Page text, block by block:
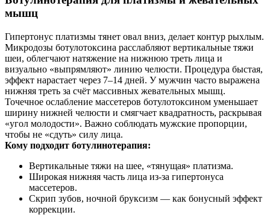
мышц
Гипертонус платизмы тянет овал вниз, делает контур рыхлым.
Микродозы ботулотоксина расслабляют вертикальные тяжи
шеи, облегчают натяжение на нижнюю треть лица и
визуально «выпрямляют» линию челюсти. Процедура быстая,
эффект нарастает через 7–14 дней. У мужчин часто выражена
нижняя треть за счёт массивных жевательных мышц.
Точечное ослабление массетеров ботулотоксином уменьшает
ширину нижней челюсти и смягчает квадратноcть, раскрывая
«угол молодости». Важно соблюдать мужские пропорции,
чтобы не «сдуть» силу лица.
Кому подходит ботулинотерапия:
Вертикальные тяжи на шее, «тянущая» платизма.
Широкая нижняя часть лица из-за гипертонуса
массетеров.
Скрип зубов, ночной бруксизм — как бонусный эффект
коррекции.